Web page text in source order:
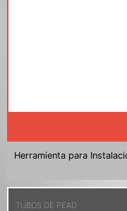
TUBOS DE PEAD
Herramienta para